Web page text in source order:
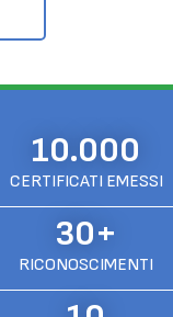
10.000
CERTIFICATI EMESSI
30+
RICONOSCIMENTI